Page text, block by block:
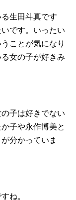
生田斗真です
です。いったい
ことが気になり
女の子が好きみ
子は好きでない
子や永作博美と
分かっていま
ね。